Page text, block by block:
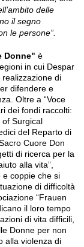
delle
il segno
le persone”.
Donne" è
in cui Despar
di
difendere e
Oltre a “Voce
dei fondi raccolti:
of Surgical
del Reparto di
Cuore Don
di ricerca per la
alla vita”,
e coppie che si
di difficoltà
“Frauen
il loro tempo
di vita difficili,
Donne per non
alla violenza di